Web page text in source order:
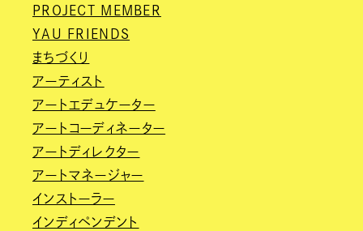
PROJECT MEMBER
YAU FRIENDS
まちづくり
アーティスト
アートエデュケーター
アートコーディネーター
アートディレクター
アートマネージャー
インストーラー
インディペンデント